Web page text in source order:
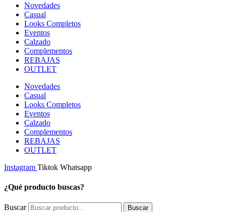
Novedades
Casual
Looks Completos
Eventos
Calzado
Complementos
REBAJAS
OUTLET
Novedades
Casual
Looks Completos
Eventos
Calzado
Complementos
REBAJAS
OUTLET
Instagram Tiktok Whatsapp
¿Qué producto buscas?
Buscar Buscar